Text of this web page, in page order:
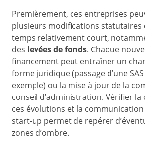
Premièrement, ces entreprises
plusieurs modifications statutaires
temps relativement court,
des levées de fonds. Chaque
financement peut entraîner un
forme juridique (passage d’une
exemple) ou la mise à jour de la
conseil d’administration. Vérifier
ces évolutions et la
start-up permet de repérer
zones d’ombre.